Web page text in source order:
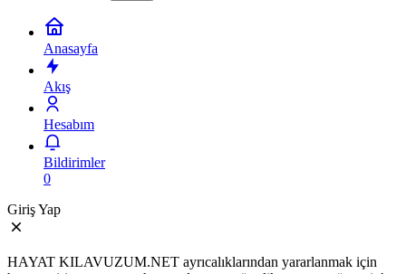
Anasayfa
Akış
Hesabım
Bildirimler
0
Giriş Yap
HAYAT KILAVUZUM.NET ayrıcalıklarından yararlanmak için